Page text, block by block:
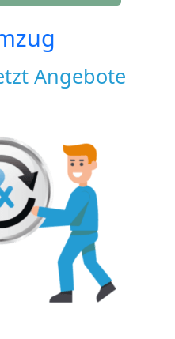
Angebote